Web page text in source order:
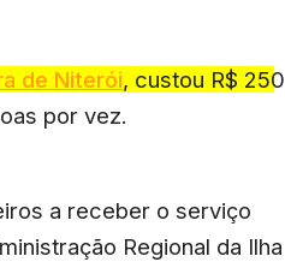
de Niterói, custou R$ 250
por vez.
a receber o serviço
Regional da Ilha